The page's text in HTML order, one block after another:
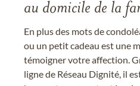
au domicile de la
En plus des mots de
ou un petit cadeau est une
témoigner votre affection.
ligne de Réseau Dignité, il